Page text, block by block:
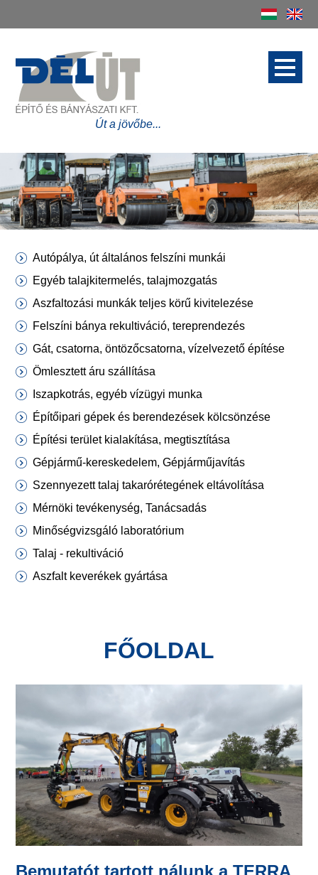
Délút Építő és
Bányászati Kft.
Út a jövőbe...
Autópálya, út általános felszíni munkái
Egyéb talajkitermelés, talajmozgatás
Aszfaltozási munkák teljes körű kivitelezése
Felszíni bánya rekultiváció, tereprendezés
Gát, csatorna, öntözőcsatorna, vízelvezető építése
Ömlesztett áru szállítása
Iszapkotrás, egyéb vízügyi munka
Építőipari gépek és berendezések kölcsönzése
Építési terület kialakítása, megtisztítása
Gépjármű-kereskedelem, Gépjárműjavítás
Szennyezett talaj takarórétegének eltávolítása
Mérnöki tevékenység, Tanácsadás
Minőségvizsgáló laboratórium
Talaj - rekultiváció
Aszfalt keverékek gyártása
FŐOLDAL